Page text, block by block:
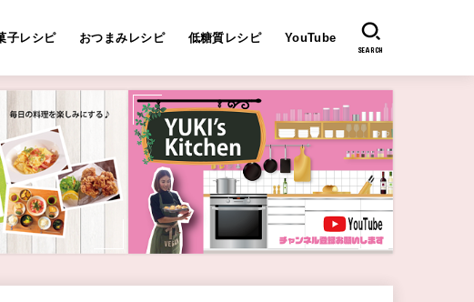
子レシピ おつまみレシピ 低糖質レシピ YouTube
SEARCH